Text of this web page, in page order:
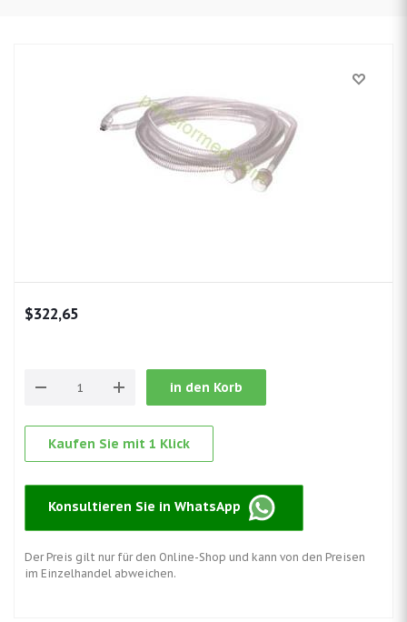
$322,65
in den Korb
Kaufen Sie mit 1 Klick
Konsultieren Sie in WhatsApp
Der Preis gilt nur für den Online-Shop und kann von den Preisen
im Einzelhandel abweichen.